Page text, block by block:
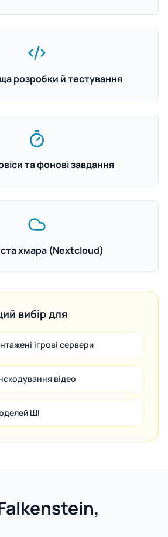
розробки й тестування
та фонові завдання
хмара (Nextcloud)
вибір для
ігрові сервери
відео
ШІ